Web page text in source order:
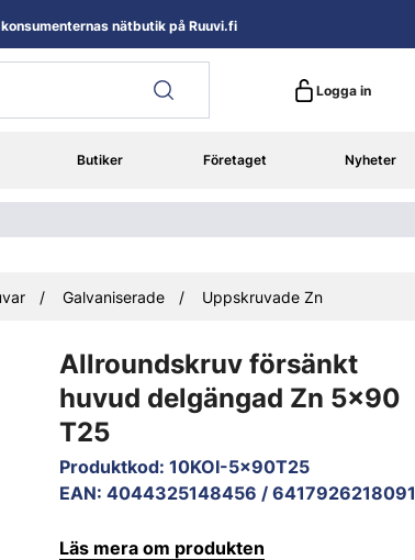
Logga in
Butiker Företaget Nyheter
nätbutik på Ruuvi.fi
Galvaniserade Uppskruvade Zn
Allroundskruv försänkt
huvud delgängad Zn 5x90
T25
Produktkod: 10KOI-5x90T25
EAN: 4044325148456 / 6417926218091
Läs mera om produkten